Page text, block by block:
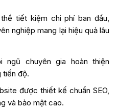
tiết kiệm chi phí ban đầu,
nghiệp mang lại hiệu quả lâu
ngũ chuyên gia hoàn thiện
tiến độ.
được thiết kế chuẩn SEO,
và bảo mật cao.